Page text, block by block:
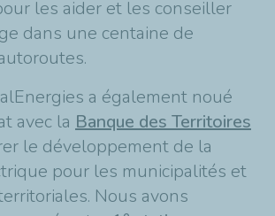
les aider et les conseiller
dans une centaine de
a également noué
avec la Banque des Territoires
le développement de la
pour les municipalités et
Nous avons